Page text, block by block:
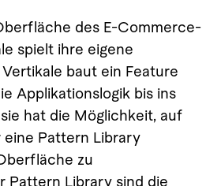
des E-Commerce-
spielt ihre eigene
baut ein Feature
Applikationslogik bis ins
hat die Möglichkeit, auf
eine Pattern Library
zu
Pattern Library sind die